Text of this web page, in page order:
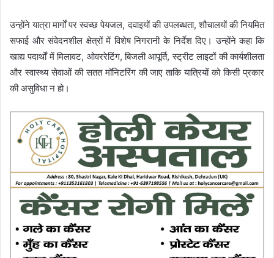
उन्होंने यात्रा मार्गों पर स्वच्छ पेयजल, दवाइयों की उपलब्धता, शौचालयों की नियमित
सफाई और संवेदनशील क्षेत्रों में विशेष निगरानी के निर्देश दिए। उन्होंने कहा कि
खाद्य पदार्थों में मिलावट, ओवररेटिंग, बिजली आपूर्ति, स्ट्रीट लाइटों की कार्यशीलता
और स्वास्थ्य सेवाओं की सतत मॉनिटरिंग की जाए ताकि यात्रियों को किसी प्रकार
की असुविधा न हो।